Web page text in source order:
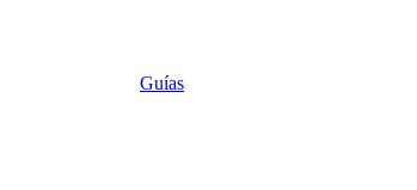
Guías